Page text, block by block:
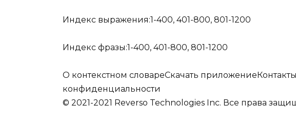
Индекс выражения:1-400, 401-800, 801-1200
Индекс фразы:1-400, 401-800, 801-1200
О контекстном словареСкачать приложениеКонтакты
конфиденциальности
© 2021-2021 Reverso Technologies Inc. Все права